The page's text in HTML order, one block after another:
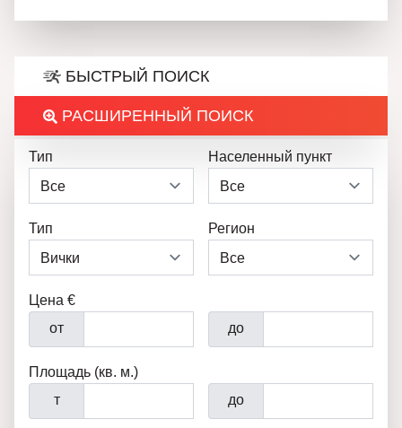
БЫСТРЫЙ ПОИСК
РАСШИРЕННЫЙ ПОИСК
Тип Населенный пункт
Тип Регион
Цена €
от
до
Площадь (кв. м.)
т
до